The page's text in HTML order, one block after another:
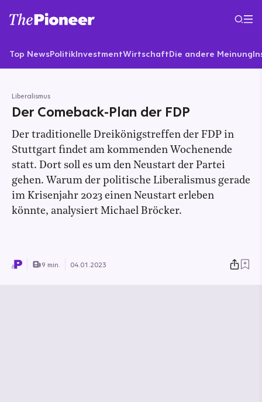
Top NewsPolitikInvestmentWirtschaftDie andere Meinung
Liberalismus
Der Comeback-Plan der FDP
Der traditionelle Dreikönigstreffen der FDP in
Stuttgart findet am kommenden Wochenende
statt. Dort soll es um den Neustart der Partei
gehen. Warum der politische Liberalismus gerade
im Krisenjahr 2023 einen Neustart erleben
könnte, analysiert Michael Bröcker.
9 min. 04.01.2023